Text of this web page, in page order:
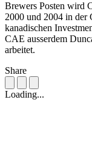
Brewers Posten wird
2000 und 2004 in der
kanadischen
CAE ausserdem
arbeitet.
Share
Loading...